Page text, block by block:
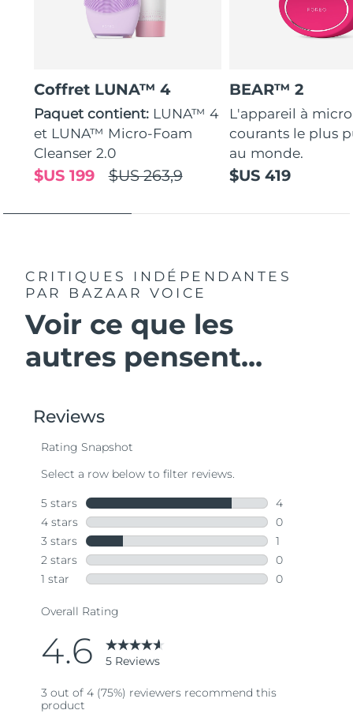
Coffret LUNA™ 4
Paquet contient: LUNA™ 4
et LUNA™ Micro-Foam
Cleanser 2.0
$US 263,9
$US 199
BEAR™ 2
L'appareil à
courants le plus
au monde.
$US 419
CRITIQUES INDÉPENDANTES
PAR BAZAAR VOICE
Voir ce que les
autres pensent...